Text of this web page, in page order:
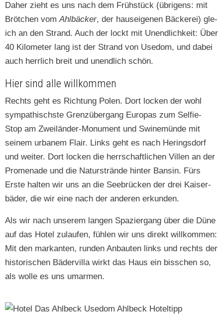
Daher zieht es uns nach dem Früh­stück (übri­gens: mit
Brötchen vomAhlbäck­er, der hau­seige­nen Bäck­erei) gle­
ich an den Strand. Auch der lockt mit Unendlichkeit: Über
40 Kilo­me­ter lang ist der Strand von Use­dom, und dabei
auch her­rlich bre­it und unendlich schön.
Hier sind alle willkommen
Rechts geht es Rich­tung Polen. Dort lock­en der wohl
sym­pa­this­chste Gren­züber­gang Europas zum Self­ie-
Stop am Zweilän­der-Mon­u­ment und Swinemünde mit
seinem urbanem Flair. Links geht es nach Her­ings­dorf
und weit­er. Dort lock­en die herrschaftlichen Villen an der
Prom­e­nade und die Naturstrände hin­ter Bansin. Fürs
Erste hal­ten wir uns an die See­brück­en der drei Kaiser­
bäder, die wir eine nach der anderen erkunden.
Als wir nach unserem lan­gen Spazier­gang über die Düne
auf das Hotel zulaufen, fühlen wir uns direkt willkom­men:
Mit den markan­ten, run­den Anbaut­en links und rechts der
his­torischen Bädervil­la wirkt das Haus ein biss­chen so,
als wolle es uns umarmen.